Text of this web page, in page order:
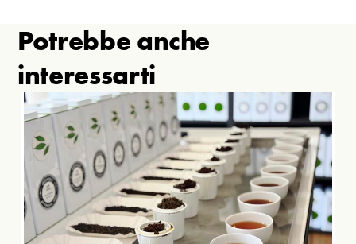
Potrebbe anche
interessarti